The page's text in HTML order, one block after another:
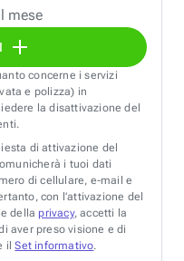
mese
concerne i servizi
e polizza) in
la disattivazione del
di attivazione del
i tuoi dati
di cellulare, e-mail e
con l’attivazione del
della privacy, accetti la
aver preso visione e di
ilSet informativo.